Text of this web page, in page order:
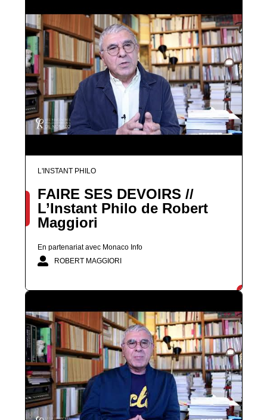
L'INSTANT PHILO
FAIRE SES DEVOIRS //
L’Instant Philo de Robert
Maggiori
En partenariat avec Monaco Info
ROBERT MAGGIORI